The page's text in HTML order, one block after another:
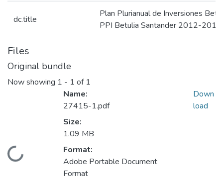
dc.title
Plan Plurianual de Inversiones
PPI Betulia Santander 2012-2015
Files
Original bundle
Now showing 1 - 1 of 1
Loading...
Name:
27415-1.pdf
Size:
1.09 MB
Format:
Adobe Portable Document
Format
Down
load